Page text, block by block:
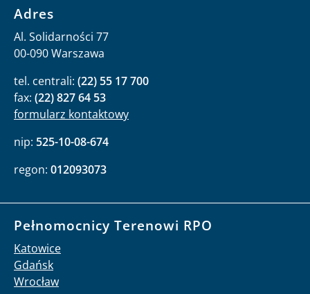
Adres
Al. Solidarności 77
00-090 Warszawa
tel. centrali: (22) 55 17 700
fax: (22) 827 64 53
formularz kontaktowy
nip: 525-10-08-674
regon: 012093073
Pełnomocnicy Terenowi RPO
Katowice
Gdańsk
Wrocław